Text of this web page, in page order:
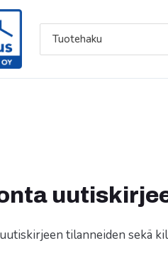
tilanneiden sekä